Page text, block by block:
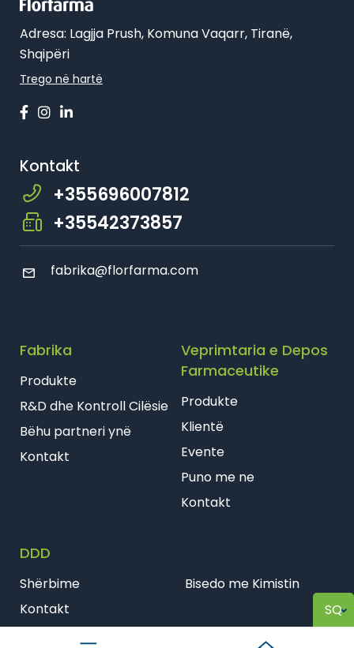
Adresa: Lagjja Prush, Komuna Vaqarr, Tiranë,
Shqipëri
Trego në hartë
Kontakt
+355696007812
+35542373857
fabrika@florfarma.com
Fabrika
Produkte
R&D dhe Kontroll Cilësie
Bëhu partneri ynë
Kontakt
Veprimtaria e Depos
Farmaceutike
Produkte
Klientë
Evente
Puno me ne
Kontakt
DDD
Shërbime
Bisedo me Kimistin
Kontakt